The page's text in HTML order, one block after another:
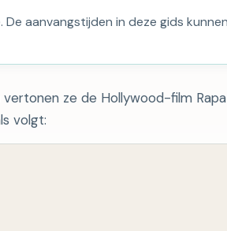
aanvangstijden in deze gids
ze de Hollywood-film Rapa
volgt: